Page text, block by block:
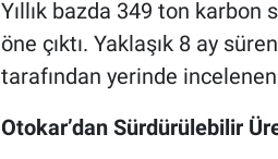
Yıllık bazda 349 ton karbon
öne çıktı. Yaklaşık 8 ay
tarafından yerinde
Otokar’dan Sürdürülebilir